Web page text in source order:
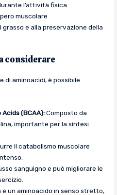
l’attività fisica
muscolare
e alla preservazione della
considerare
di aminoacidi, è possibile
(BCAA):Composto da
importante per la sintesi
il catabolismo muscolare
sanguigno e può migliorare le
è un aminoacido in senso stretto,